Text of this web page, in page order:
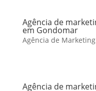
Agência de
em Gondomar
Agência de
Agência de